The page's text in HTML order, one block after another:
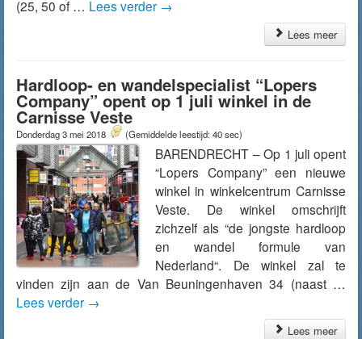
(25, 50 of … Lees verder →
Lees meer
Hardloop- en wandelspecialist “Lopers
Company” opent op 1 juli winkel in de
Carnisse Veste
Donderdag 3 mei 2018 (Gemiddelde leestijd: 40 sec)
BARENDRECHT – Op 1 juli opent
“Lopers Company” een nieuwe
winkel in winkelcentrum Carnisse
Veste. De winkel omschrijft
zichzelf als “de jongste hardloop
en wandel formule van
Nederland“. De winkel zal te
vinden zijn aan de Van Beuningenhaven 34 (naast …
Lees verder →
Lees meer